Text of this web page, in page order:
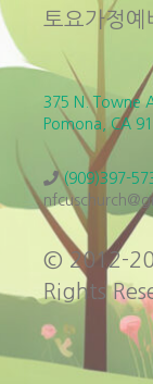
토요가정
375 N. Towne
Pomona, CA
(909)397-
© 2012-
Rights